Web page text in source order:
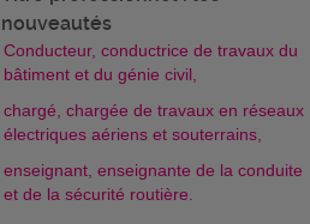
nouveautés
Conducteur, conductrice de travaux du
bâtiment et du génie civil,
chargé, chargée de travaux en réseaux
électriques aériens et souterrains,
enseignant, enseignante de la conduite
et de la sécurité routière.